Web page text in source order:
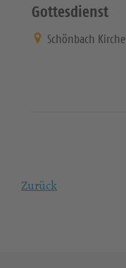
Gottesdienst
Schönbach Kirche
Zurück